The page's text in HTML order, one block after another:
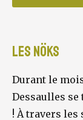
Les Nöks
Durant le
Dessaulles
! À travers